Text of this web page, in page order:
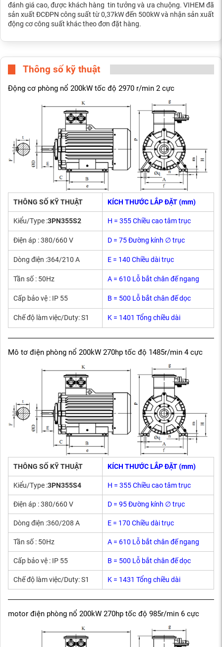
đánh giá cao, được khách hàng tin tưởng và ưa chuộng. VIHEM đã
sản xuất ĐCĐPN công suất từ 0,37kW đến 500kW và nhận sản xuất
động cơ công suất khác theo đơn đặt hàng.
Thông số kỹ thuật
Động cơ phòng nổ 200kW tốc độ 2970 r/min 2 cực
THÔNG SỐ KỸ THUẬT KÍCH THƯỚC LẮP ĐẶT (mm)
Kiểu/Type :3PN355S2 H = 355 Chiều cao tâm trục
Điện áp : 380/660 V D = 75 Đường kính ∅ trục
Dòng điện :364/210 A E = 140 Chiều dài trục
Tần số : 50Hz A = 610 Lỗ bắt chân đế ngang
Cấp bảo vệ : IP 55 B = 500 Lỗ bắt chân đế dọc
Chế độ làm việc/Duty: S1 K = 1401 Tổng chiều dài
Mô tơ điện phòng nổ 200kW 270hp tốc độ 1485r/min 4 cực
THÔNG SỐ KỸ THUẬT KÍCH THƯỚC LẮP ĐẶT (mm)
Kiểu/Type :3PN355S4 H = 355 Chiều cao tâm trục
Điện áp : 380/660 V D = 95 Đường kính ∅ trục
Dòng điện :360/208 A E = 170 Chiều dài trục
Tần số : 50Hz A = 610 Lỗ bắt chân đế ngang
Cấp bảo vệ : IP 55 B = 500 Lỗ bắt chân đế dọc
Chế độ làm việc/Duty: S1 K = 1431 Tổng chiều dài
motor điện phòng nổ 200kW 270hp tốc độ 985r/min 6 cực